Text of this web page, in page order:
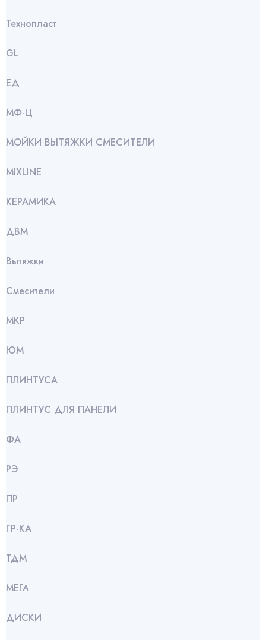
Технопласт
GL
ЕД
МФ-Ц
МОЙКИ ВЫТЯЖКИ СМЕСИТЕЛИ
МIXLINE
КЕРАМИКА
ДВМ
Вытяжки
Смесители
МКР
ЮМ
ПЛИНТУСА
ПЛИНТУС ДЛЯ ПАНЕЛИ
ФА
РЭ
ПР
ГР-КА
ТДМ
МЕГА
ДИСКИ